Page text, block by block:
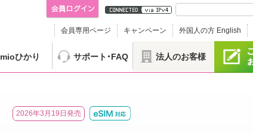
会員専用ページ キャンペーン 外国人の方 English
mioひかり サポート FAQ 法人のお客様
2026年3月19日発売